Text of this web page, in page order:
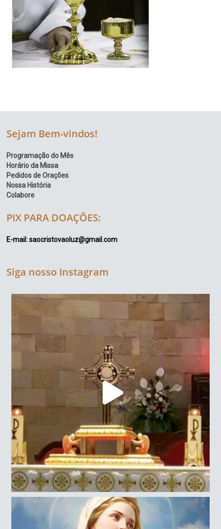
Sejam Bem-vindos!
Programação do Mês
Horário da Missa
Pedidos de Orações
Nossa História
Colabore
PIX PARA DOAÇÕES:
E-mail: saocristovaoluz@gmail.com
Siga nosso Instagram